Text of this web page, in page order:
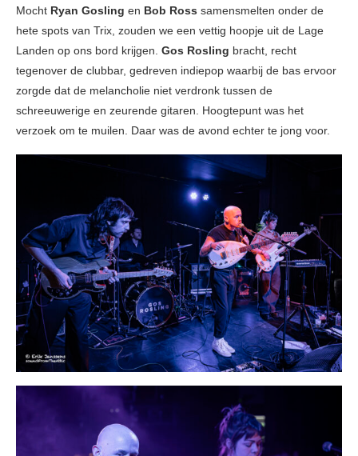
Mocht Ryan Gosling en Bob Ross samensmelten onder de
hete spots van Trix, zouden we een vettig hoopje uit de Lage
Landen op ons bord krijgen. Gos Rosling bracht, recht
tegenover de clubbar, gedreven indiepop waarbij de bas ervoor
zorgde dat de melancholie niet verdronk tussen de
schreeuwerige en zeurende gitaren. Hoogtepunt was het
verzoek om te muilen. Daar was de avond echter te jong voor.